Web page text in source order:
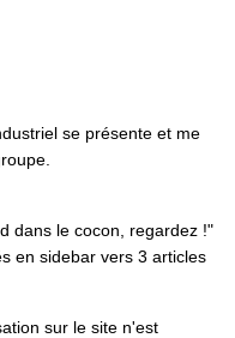
se présente et me
dans le cocon, regardez !"
en sidebar vers 3 articles
sur le site n'est